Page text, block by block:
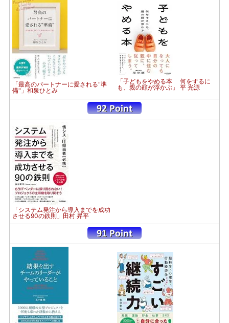
「最高のパートナーに愛される"準
備"」和泉ひとみ
「子どもをやめる本 何をするに
も、親の顔が浮かぶ」 平 光源
「システム発注から導入までを成功
させる90の鉄則」田村 昇平